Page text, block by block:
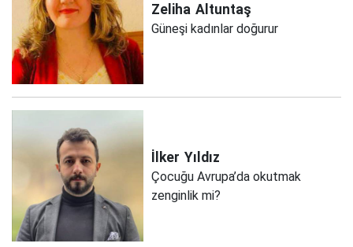
Zeliha Altuntaş
Güneşi kadınlar doğurur
İlker Yıldız
Çocuğu Avrupa’da okutmak
zenginlik mi?